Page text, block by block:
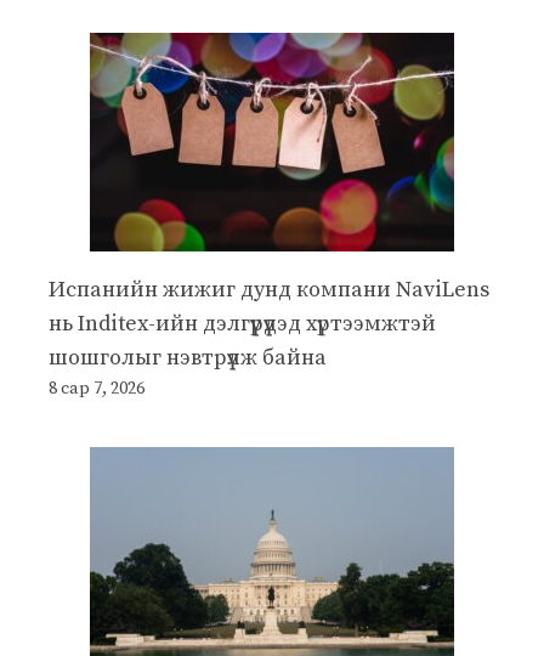
Испанийн жижиг дунд компани NaviLens
нь Inditex-ийн дэлгүүрүүдэд хүртээмжтэй
шошголыг нэвтрүүлж байна
8 сар 7, 2026